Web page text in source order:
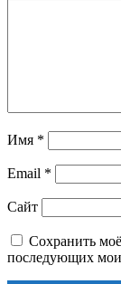
Имя *
Email *
Сайт
Сохранить
последующих